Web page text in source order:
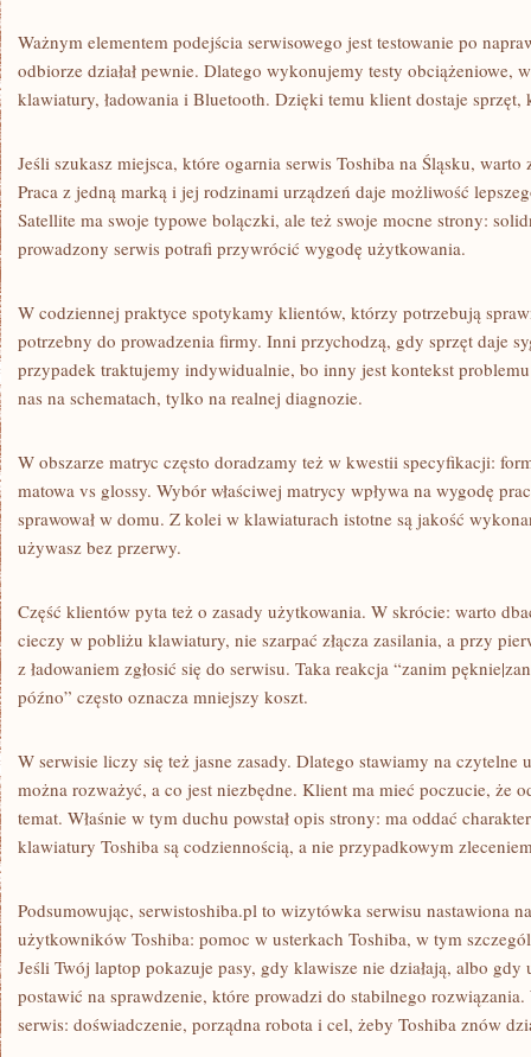
Ważnym elementem podejścia serwisowego jest testowanie po
odbiorze działał pewnie. Dlatego wykonujemy testy obciążeniowe,
klawiatury, ładowania i Bluetooth. Dzięki temu klient dostaje
Jeśli szukasz miejsca, które ogarnia serwis Toshiba na Śląsku,
Praca z jedną marką i jej rodzinami urządzeń daje możliwość
Satellite ma swoje typowe bolączki, ale też swoje mocne strony:
prowadzony serwis potrafi przywrócić wygodę użytkowania.
W codziennej praktyce spotykamy klientów, którzy potrzebują
potrzebny do prowadzenia firmy. Inni przychodzą, gdy sprzęt daje
przypadek traktujemy indywidualnie, bo inny jest kontekst
nas na schematach, tylko na realnej diagnozie.
W obszarze matryc często doradzamy też w kwestii specyfikacji:
matowa vs glossy. Wybór właściwej matrycy wpływa na wygodę
sprawował w domu. Z kolei w klawiaturach istotne są jakość
używasz bez przerwy.
Część klientów pyta też o zasady użytkowania. W skrócie: warto
cieczy w pobliżu klawiatury, nie szarpać złącza zasilania, a przy
z ładowaniem zgłosić się do serwisu. Taka reakcja “zanim
późno” często oznacza mniejszy koszt.
W serwisie liczy się też jasne zasady. Dlatego stawiamy na czytelne
można rozważyć, a co jest niezbędne. Klient ma mieć poczucie, że
temat. Właśnie w tym duchu powstał opis strony: ma oddać
klawiatury Toshiba są codziennością, a nie przypadkowym
Podsumowując, serwistoshiba.pl to wizytówka serwisu nastawiona
użytkowników Toshiba: pomoc w usterkach Toshiba, w tym
Jeśli Twój laptop pokazuje pasy, gdy klawisze nie działają, albo gdy
postawić na sprawdzenie, które prowadzi do stabilnego rozwiązania.
serwis: doświadczenie, porządna robota i cel, żeby Toshiba znów